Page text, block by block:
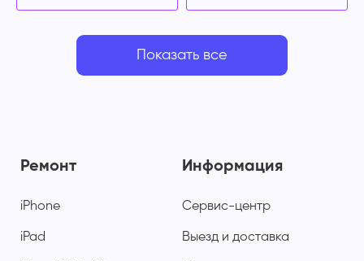
Показать все
Ремонт
iPhone
iPad
Информация
Сервис-центр
Выезд и доставка